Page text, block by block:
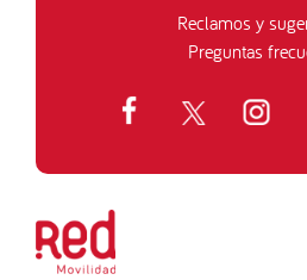
Reclamos y
Preguntas